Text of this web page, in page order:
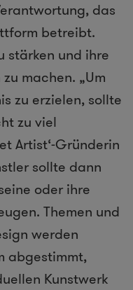
das
betreibt.
stärken und ihre
machen. „Um
zu erzielen, sollte
zu viel
Artist‘-Gründerin
sollte dann
oder ihre
Themen und
werden
abgestimmt,
Kunstwerk